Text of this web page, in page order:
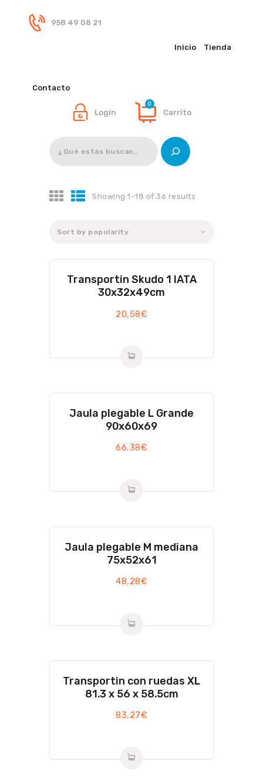
958 49 08 21
Inicio Tienda
Contacto
Login Carrito
0
Tienda
Buscar
Showing 1–18 of 36 results
Transportin Skudo 1 IATA
30x32x49cm
20,58€
Jaula plegable L Grande
90x60x69
66,38€
Jaula plegable M mediana
75x52x61
48,28€
Transportin con ruedas XL
81.3 x 56 x 58.5cm
83,27€